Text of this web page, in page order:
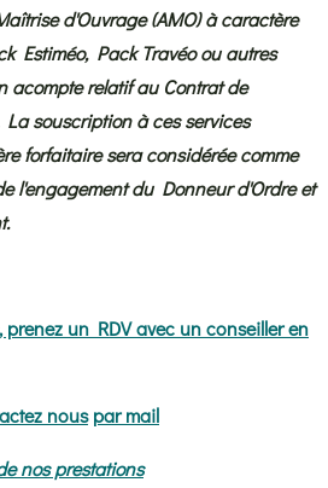
d'Ouvrage (AMO) à caractère
Estiméo, Pack Travéo ou autres
acompte relatif au Contrat de
souscription à ces services
forfaitaire sera considérée comme
l'engagement du Donneur d'Ordre et
un RDV avec un conseiller en
nous par mail
nos prestations